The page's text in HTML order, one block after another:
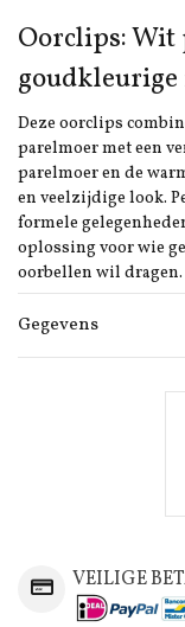
Oorclips:
goudkleurige
Deze oorclips
parelmoer met een
parelmoer en de
en veelzijdige look.
formele
oplossing voor wie
oorbellen wil dragen.
Gegevens
VEILIGE